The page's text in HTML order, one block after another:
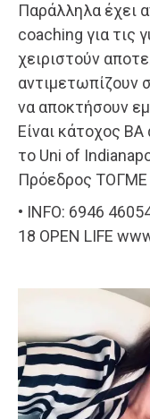
Παράλληλα έχει
coaching για τις
χειριστούν
αντιμετωπίζουν
να αποκτήσουν
Είναι κάτοχος
το Uni of
Πρόεδρος ΤΟΓΜΕ
• INFO: 6946
18 OPEN LIFE